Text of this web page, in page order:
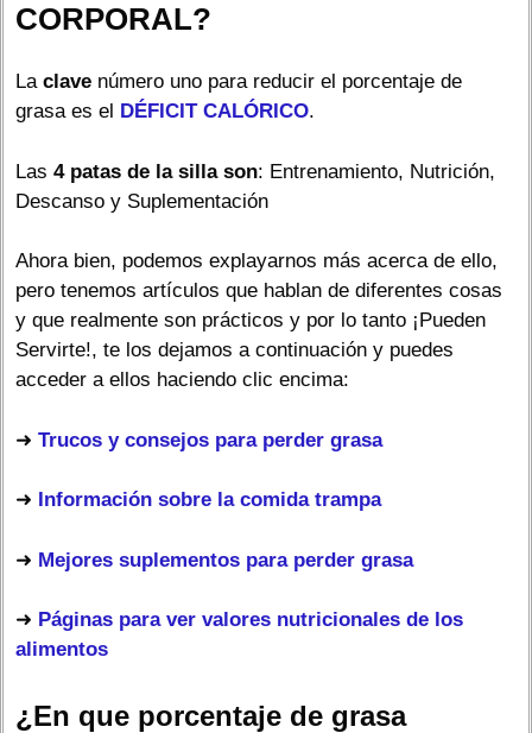
CORPORAL?
La clave número uno para reducir el porcentaje de
grasa es el DÉFICIT CALÓRICO.
Las 4 patas de la silla son: Entrenamiento, Nutrición,
Descanso y Suplementación
Ahora bien, podemos explayarnos más acerca de ello,
pero tenemos artículos que hablan de diferentes cosas
y que realmente son prácticos y por lo tanto ¡Pueden
Servirte!, te los dejamos a continuación y puedes
acceder a ellos haciendo clic encima:
➜ Trucos y consejos para perder grasa
➜ Información sobre la comida trampa
➜ Mejores suplementos para perder grasa
➜ Páginas para ver valores nutricionales de los
alimentos
¿En que porcentaje de grasa